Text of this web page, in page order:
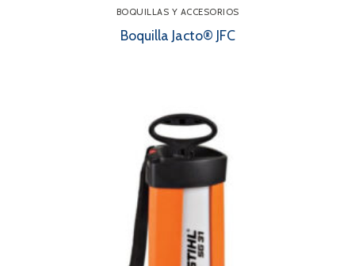
BOQUILLAS Y ACCESORIOS
Boquilla Jacto® JFC